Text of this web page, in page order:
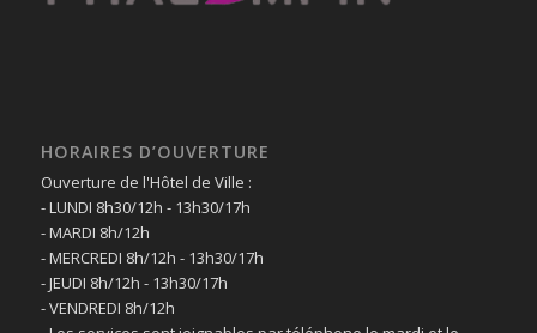
HORAIRES D’OUVERTURE
Ouverture de l'Hôtel de Ville :
- LUNDI 8h30/12h - 13h30/17h
- MARDI 8h/12h
- MERCREDI 8h/12h - 13h30/17h
- JEUDI 8h/12h - 13h30/17h
- VENDREDI 8h/12h